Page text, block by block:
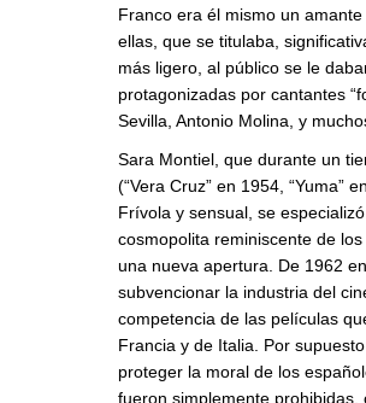
Franco era él mismo un
ellas, que se titulaba,
más ligero, al público se le
protagonizadas por cantantes
Sevilla, Antonio Molina, y
Sara Montiel, que durante un
(“Vera Cruz” en 1954, “Yuma”
Frívola y sensual, se
cosmopolita reminiscente de
una nueva apertura. De 1962
subvencionar la industria del
competencia de las películas
Francia y de Italia. Por
proteger la moral de los
fueron simplemente